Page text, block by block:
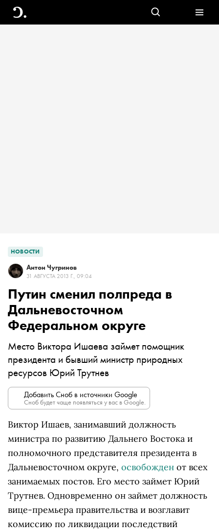
НОВОСТИ
Антон Чугринов
31 АВГУСТА 2013 Г., 09:04
Путин сменил полпреда в
Дальневосточном
Федеральном округе
Место Виктора Ишаева займет помощник
президента и бывший министр природных
ресурсов Юрий Трутнев
Добавить Сноб в источники Google
Сноб будет чаще появляться у вас в Google.
Виктор Ишаев, занимавший должность
министра по развитию Дальнего Востока и
полномочного представителя президента в
Дальневосточном округе, освобожден от всех
занимаемых постов. Его место займет Юрий
Трутнев. Одновременно он займет должность
вице-премьера правительства и возглавит
комиссию по ликвидации последствий